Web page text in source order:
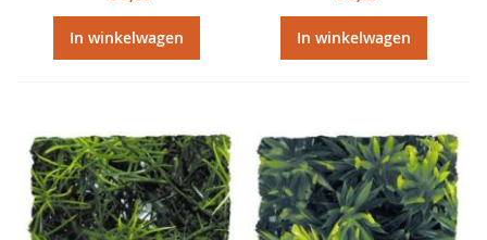
In winkelwagen In winkelwagen